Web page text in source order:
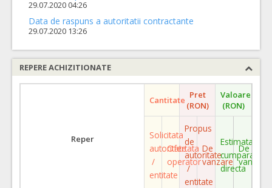
29.07.2020 04:26
Data de raspuns a autoritatii contractante
29.07.2020 13:26
REPERE ACHIZITIONATE
Reper
Cantitate Pret
(RON)
Valoare
(RON)
Solicitata
autoritate
/
entitate
Ofertata
operator
Propus
de
autoritate
/
entitate
De
vanzare
Estimata
cumparare
directa
De
vanzare